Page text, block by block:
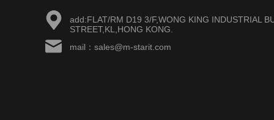
add:FLAT/RM D19 3/F,WONG KING INDUSTRIAL
STREET,KL,HONG KONG.
mail：sales@m-starit.com